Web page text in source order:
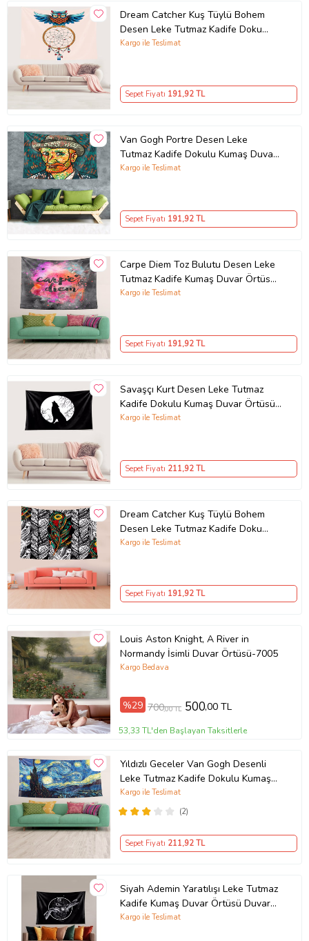
gönderilecektir.
Büyük duvar halısı arayışınız için ölçümüz mevcuttur.
Ürün Kodu:kcm1916405
Dream Catcher Kuş Tüylü Bohem
Desen Leke Tutmaz Kadife Doku
Kumaş Duvar Örtüsü Duvar Halısı
Kargo ile Teslimat
Sepet Fiyatı 191,92 TL
Van Gogh Portre Desen Leke
Tutmaz Kadife Dokulu Kumaş Duvar
Örtüsü Duvar Halısı Tapestry (Mavi)
Kargo ile Teslimat
Sepet Fiyatı 191,92 TL
Carpe Diem Toz Bulutu Desen Leke
Tutmaz Kadife Kumaş Duvar Örtüsü
Duvar Halısı Tapestry (Pembe)
Kargo ile Teslimat
Sepet Fiyatı 191,92 TL
Savaşçı Kurt Desen Leke Tutmaz
Kadife Dokulu Kumaş Duvar Örtüsü
Duvar Halısı Tapestry (Siyah)
Kargo ile Teslimat
Sepet Fiyatı 211,92 TL
Dream Catcher Kuş Tüylü Bohem
Desen Leke Tutmaz Kadife Doku
Kumaş Duvar Örtüsü Duvar Halısı
Kargo ile Teslimat
Sepet Fiyatı 191,92 TL
Louis Aston Knight, A River in
Normandy İsimli Duvar Örtüsü-7005
Kargo Bedava
%29 700,00 TL 500,00 TL
53,33 TL'den Başlayan Taksitlerle
Yıldızlı Geceler Van Gogh Desenli
Leke Tutmaz Kadife Dokulu Kumaş
Duvar Örtüsü Duvar Halısı Tapestry
(Mavi-Sarı)
(2)
Kargo ile Teslimat
Sepet Fiyatı 211,92 TL
Siyah Ademin Yaratılışı Leke Tutmaz
Kadife Kumaş Duvar Örtüsü Duvar
Halısı Tapestry
Kargo ile Teslimat